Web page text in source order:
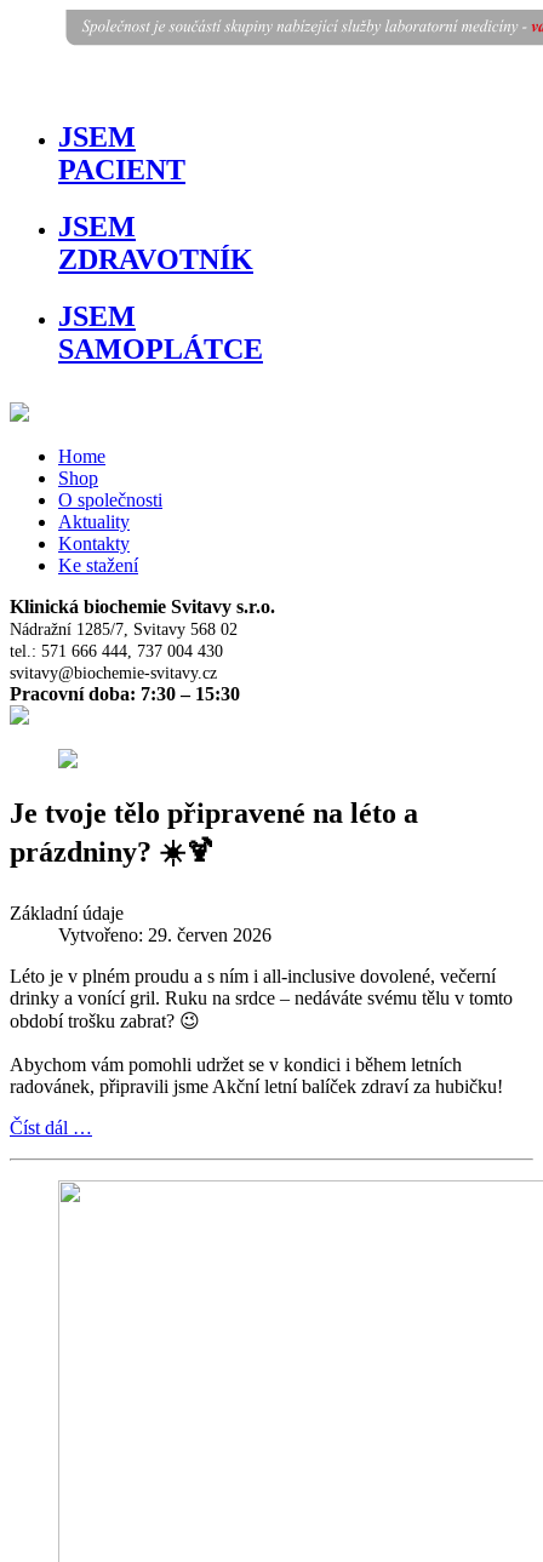
JSEM
PACIENT
JSEM
ZDRAVOTNÍK
JSEM
SAMOPLÁTCE
Home
Shop
O společnosti
Aktuality
Kontakty
Ke stažení
Klinická biochemie Svitavy s.r.o.
Nádražní 1285/7, Svitavy 568 02
tel.: 571 666 444, 737 004 430
svitavy@biochemie-svitavy.cz
Pracovní doba: 7:30 – 15:30
Je tvoje tělo připravené na léto a
prázdniny? ☀️🍹
Základní údaje
Vytvořeno: 29. červen 2026
Léto je v plném proudu a s ním i all-inclusive dovolené, večerní
drinky a vonící gril. Ruku na srdce – nedáváte svému tělu v tomto
období trošku zabrat? 😉
Abychom vám pomohli udržet se v kondici i během letních
radovánek, připravili jsme Akční letní balíček zdraví za hubičku!
Číst dál …